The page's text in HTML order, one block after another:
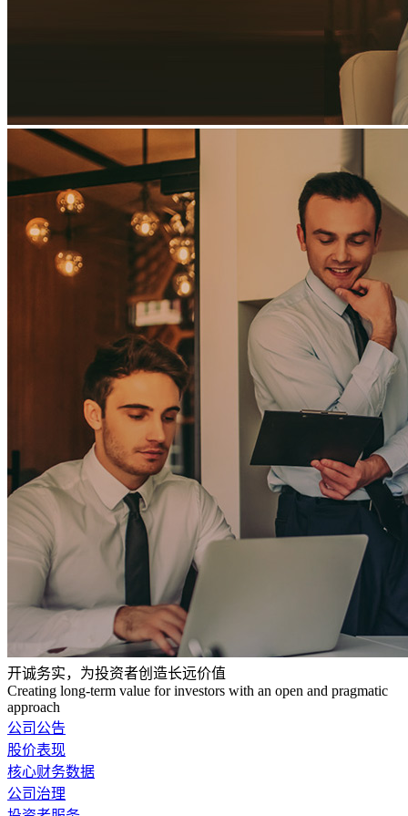
开诚务实，为投资者创造长远价值
Creating long-term value for investors with an open and pragmatic
approach
公司公告
股价表现
核心财务数据
公司治理